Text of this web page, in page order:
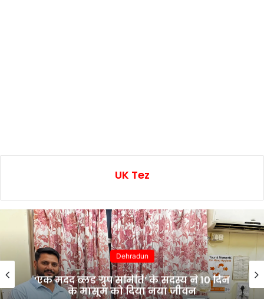
UK Tez
Dehradun
‘एक मदद ब्लड ग्रुप समिति’ के सदस्य ने 10 दिन
के मासूम को दिया नया जीवन